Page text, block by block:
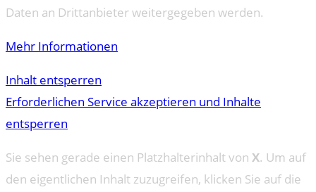
Daten an Drittanbieter weitergegeben werden.
Mehr Informationen
Inhalt entsperren
Erforderlichen Service akzeptieren und Inhalte
entsperren
Sie sehen gerade einen Platzhalterinhalt von X. Um auf
den eigentlichen Inhalt zuzugreifen, klicken Sie auf die